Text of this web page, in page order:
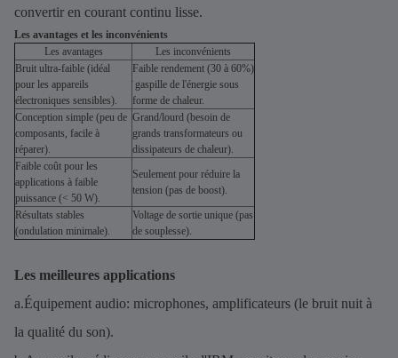
convertir en courant continu lisse.
Les avantages et les inconvénients
Les avantages
Les inconvénients
Bruit ultra-faible (idéal
pour les appareils
électroniques sensibles).
Faible rendement (30 à 60%)
̇ gaspille de l'énergie sous
forme de chaleur.
Conception simple (peu de
composants, facile à
réparer).
Grand/lourd (besoin de
grands transformateurs ou
dissipateurs de chaleur).
Faible coût pour les
applications à faible
puissance (< 50 W).
Seulement pour réduire la
tension (pas de boost).
Résultats stables
(ondulation minimale).
Voltage de sortie unique (pas
de souplesse).
Les meilleures applications
a.Équipement audio: microphones, amplificateurs (le bruit nuit à
la qualité du son).